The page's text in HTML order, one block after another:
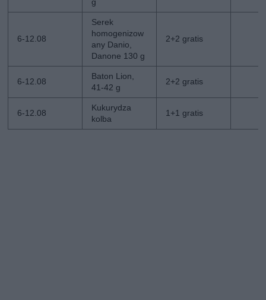
6-12.08
Serek
homogenizow
any Danio,
Danone 130 g
2+2 gratis
6-12.08
Baton Lion,
41-42 g
2+2 gratis
6-12.08
Kukurydza
kolba
1+1 gratis